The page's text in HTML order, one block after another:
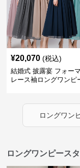
¥20,070 (税込)
結婚式 披露宴 フォー
レース袖ロングワンピ
ロングワン
ロングワンピース